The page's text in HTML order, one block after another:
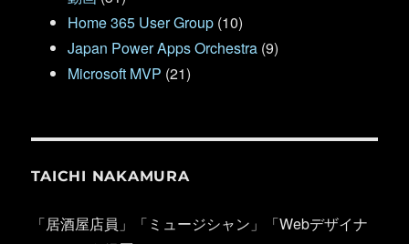
Home 365 User Group (10)
Japan Power Apps Orchestra (9)
Microsoft MVP (21)
TAICHI NAKAMURA
「居酒屋店員」「ミュージシャン」「Webデザイナ